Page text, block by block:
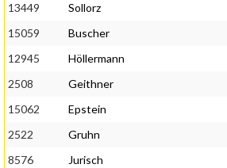
13449
Sollorz
15059
Buscher
12945
Höllermann
2508
Geithner
15062
Epstein
2522
Gruhn
8576
Jurisch